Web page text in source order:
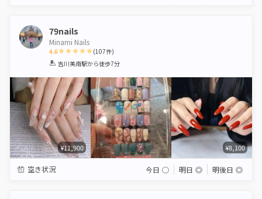
79nails
Minami Nails
4.6
1 2 3 4 5
(107件)
吉川美南駅から徒歩7分
¥11,900 ¥8,100
空き状況 今日 ◯ 明日 ◎ 明後日 ◎